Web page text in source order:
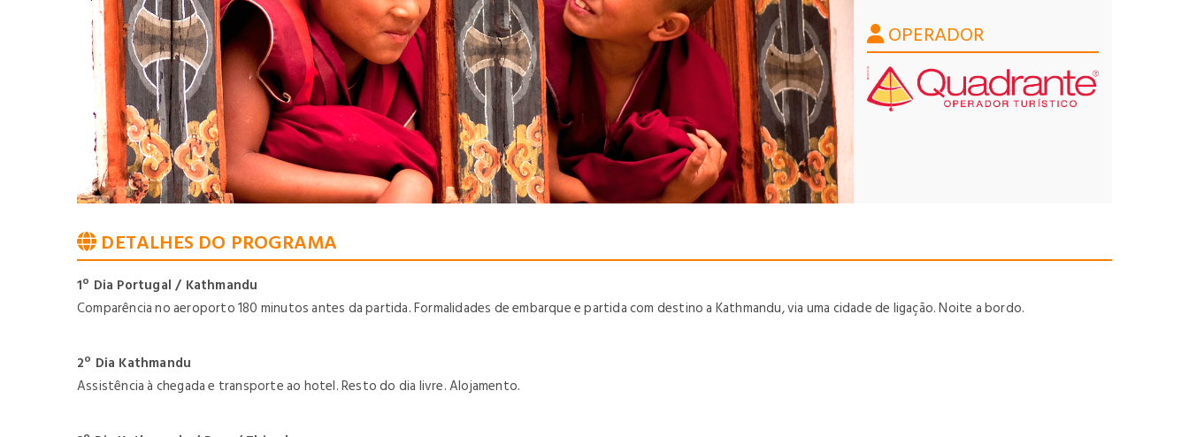
OPERADOR
DETALHES DO PROGRAMA
1º Dia Portugal / Kathmandu
Comparência no aeroporto 180 minutos antes da partida. Formalidades de embarque e partida com destino a Kathmandu, via uma cidade de ligação. Noite a bordo.
2º Dia Kathmandu
Assistência à chegada e transporte ao hotel. Resto do dia livre. Alojamento.